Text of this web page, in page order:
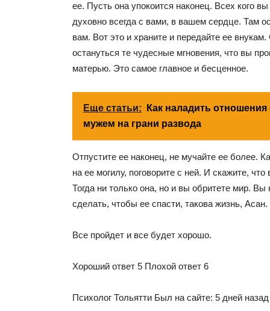
ее. Пусть она упокоится наконец. Всех кого
духовно всегда с вами, в вашем сердце. Там
вам. Вот это и храните и передайте ее
остануться те чудесные мгновения, что вы
матерью. Это самое главное и бесценное.
Еще статьи:
Как наладить отношения
мужем на грани развода
Отпустите ее наконец, не мучайте ее более.
на ее могилу, поговорите с ней. И скажите, что
Тогда ни только она, но и вы обритете мир. Вы
сделать, чтобы ее спасти, такова жизнь, Асан.
Все пройдет и все будет хорошо.
Хороший ответ 5 Плохой ответ 6
Психолог Тольятти Был на сайте: 5 дней назад